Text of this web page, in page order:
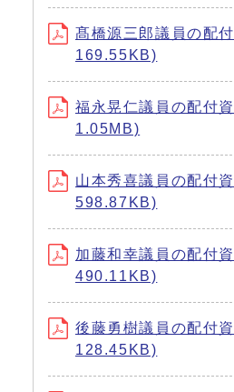
髙橋源三郎議員の配
169.55KB)
福永晃仁議員の配付
1.05MB)
山本秀喜議員の配付
598.87KB)
加藤和幸議員の配付
490.11KB)
後藤勇樹議員の配付
128.45KB)